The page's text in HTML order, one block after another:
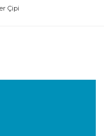
Çipi